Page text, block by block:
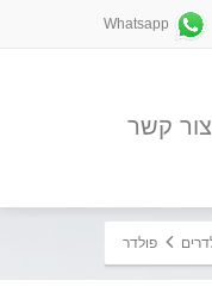
צור קשר
פולדר